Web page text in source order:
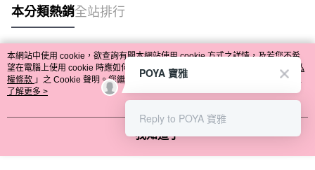
本分類熱銷全站排行
熱門標籤
本網站中使用 cookie，欲查詢有關本網站使用 cookie 方式之詳情，及若您不希
望在電腦上使用 cookie 時應如何變更電腦的 cookie 設定，請參閱本網站「 隱私
權條款 」之 Cookie 聲明。您繼續使用本網站即表示您同意本公司得按本網站使
用條款之 Cookie 聲明使用 cookie。
了解更多 >
我知道了
POYA 寶雅
Reply to POYA 寶雅